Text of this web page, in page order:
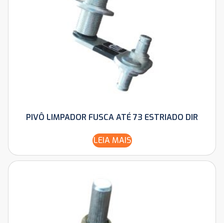
PIVÔ LIMPADOR FUSCA ATÉ 73 ESTRIADO DIR
LEIA MAIS